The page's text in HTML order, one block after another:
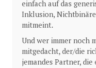
einfach auf das
Inklusion,
mitmeint.
Und wer immer noch
mitgedacht, der/die
jemandes Partner,